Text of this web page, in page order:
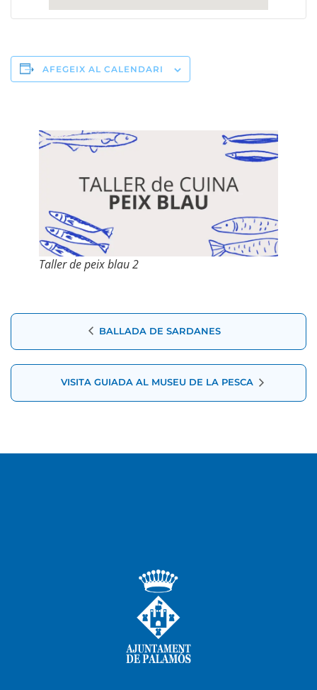
AFEGEIX AL CALENDARI
Taller de peix blau 2
Navegació
d'Esdeveniment
BALLADA DE SARDANES
VISITA GUIADA AL MUSEU DE LA PESCA